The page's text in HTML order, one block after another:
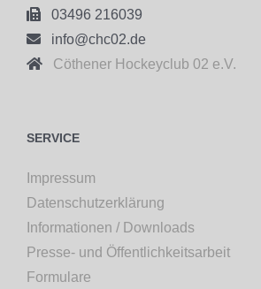
 03496 216039
 info@chc02.de
 Cöthener Hockeyclub 02 e.V.
SERVICE
Impressum
Datenschutzerklärung
Informationen / Downloads
Presse- und Öffentlichkeitsarbeit
Formulare